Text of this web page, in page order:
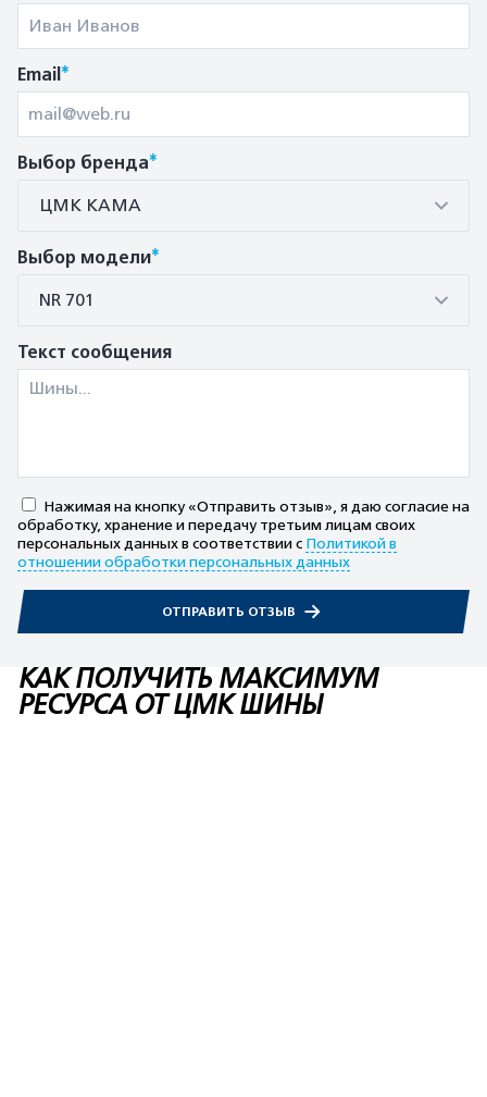
Email*
Выбор бренда*
ЦМК КАМА
Выбор модели*
NR 701
Текст сообщения
Нажимая на кнопку «Отправить отзыв», я даю согласие на
обработку, хранение и передачу третьим лицам своих
персональных данных в соответствии с Политикой в
отношении обработки персональных данных
ОТПРАВИТЬ ОТЗЫВ
КАК ПОЛУЧИТЬ МАКСИМУМ
РЕСУРСА ОТ ЦМК ШИНЫ